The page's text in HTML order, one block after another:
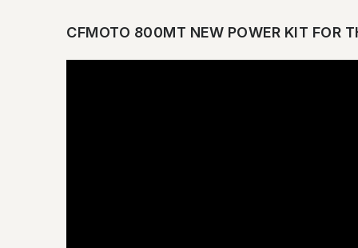
CFMOTO 800MT NEW POWER KIT FOR